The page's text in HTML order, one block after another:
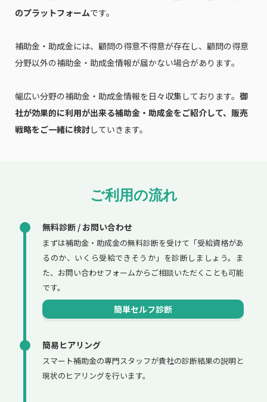
のプラットフォームです。
補助金・助成金には、顧問の得意不得意が存在し、顧問の得意
分野以外の補助金・助成金情報が届かない場合があります。
幅広い分野の補助金・助成金情報を日々収集しております。 御
社が効果的に利用が出来る補助金・助成金をご紹介して、販売
戦略をご一緒に検討していきます。
ご利用の流れ
無料診断 / お問い合わせ
まずは補助金・助成金の無料診断を受けて「受給資格があ
るのか、いくら受給できそうか」を診断しましょう。ま
た、お問い合わせフォームからご相談いただくことも可能
です。
簡単セルフ診断
簡易ヒアリング
スマート補助金の専門スタッフが貴社の診断結果の説明と
現状のヒアリングを行います。